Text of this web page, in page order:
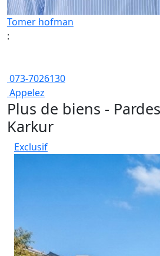
Tomer hofman
:
073-7026130
Appelez
Plus de biens -
Karkur
Exclusif